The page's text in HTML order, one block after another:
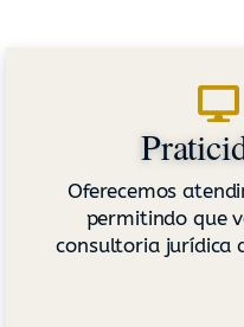
Oferecemos
permitindo que
consultoria jurídica